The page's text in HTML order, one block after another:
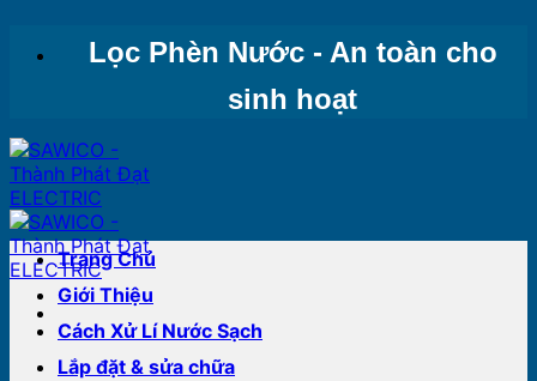
qua
Lọc Phèn Nước - An toàn cho
sinh hoạt
Trang Chủ
Giới Thiệu
Cách Xử Lí Nước Sạch
Lắp đặt & sửa chữa